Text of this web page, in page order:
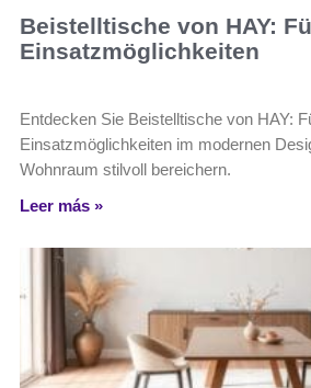
Beistelltische von HAY:
Einsatzmöglichkeiten
Entdecken Sie Beistelltische von HAY:
Einsatzmöglichkeiten im modernen
Wohnraum stilvoll bereichern.
Leer más »